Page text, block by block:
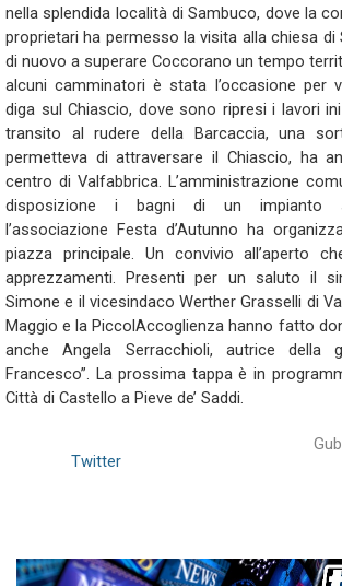
nella splendida località di Sambuco, dove la
proprietari ha permesso la visita alla chiesa di
di nuovo a superare Coccorano un tempo
alcuni camminatori è stata l’occasione per
diga sul Chiascio, dove sono ripresi i lavori
transito al rudere della Barcaccia, una
permetteva di attraversare il Chiascio, ha
centro di Valfabbrica. L’amministrazione
disposizione i bagni di un impianto
l’associazione Festa d’Autunno ha
piazza principale. Un convivio all’aperto
apprezzamenti. Presenti per un saluto il
Simone e il vicesindaco Werther Grasselli di
Maggio e la PiccolAccoglienza hanno fatto
anche Angela Serracchioli, autrice della
Francesco”. La prossima tappa è in
Città di Castello a Pieve de’ Saddi.
Twitter